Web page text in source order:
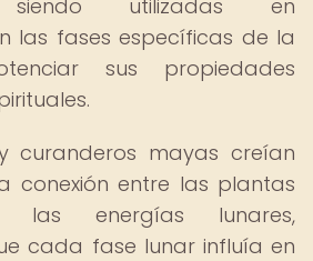
siendo utilizadas en
las fases específicas de la
sus propiedades
curanderos mayas creían
conexión entre las plantas
las energías lunares,
cada fase lunar influía en